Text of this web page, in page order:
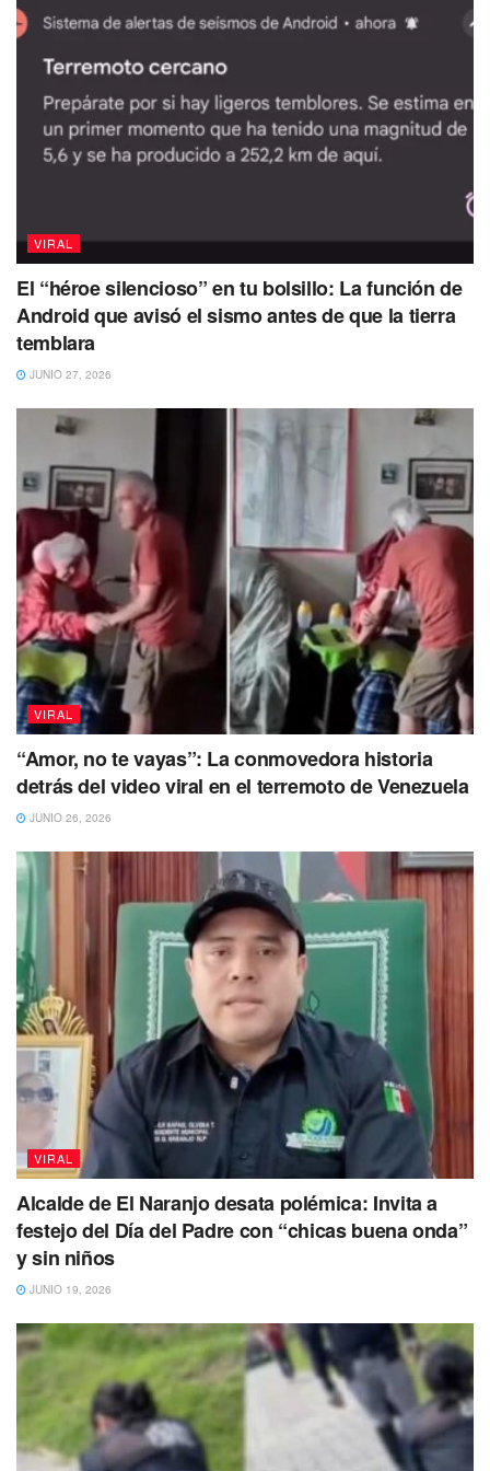
visitantes podrán experimentaruna larga diversión, ya
Fury 325:Esta montaña rusa
que hace alusión a su carácter,pues es una de las más
altas del mundo,
con 99 metros de altura y en tan solo
3.25 segundos alcanza una velocidad de 200
kilómetrospor hora. Eso sí,
quienes quieran probar
suerte en este juego mecánico
tendrán que ir al parque
dediversiones de Carowinds ubicadoentre Carolina del
Norte y Carolina del Sur, Estados Unidos.
Red Force: La marca de automóviles del‘Cavallino
Rampante’,
no se quedó atrás en
temas de
entretenimiento para turistas,ya que en su parque
temáticoFerrari Land, en Barcelona, España,tienen una
montaña rusa de 112 metros de altura,que va a una
velocidad de180 kilómetros por hora en cinco
segundos.
VIRAL
El “héroe silencioso” en tu bolsillo: La función de
Android que avisó el sismo antes de que la tierra
temblara
JUNIO 27, 2026
VIRAL
“Amor, no te vayas”: La conmovedora historia
detrás del video viral en el terremoto de Venezuela
JUNIO 26, 2026
VIRAL
Alcalde de El Naranjo desata polémica: Invita a
festejo del Día del Padre con “chicas buena onda”
y sin niños
JUNIO 19, 2026